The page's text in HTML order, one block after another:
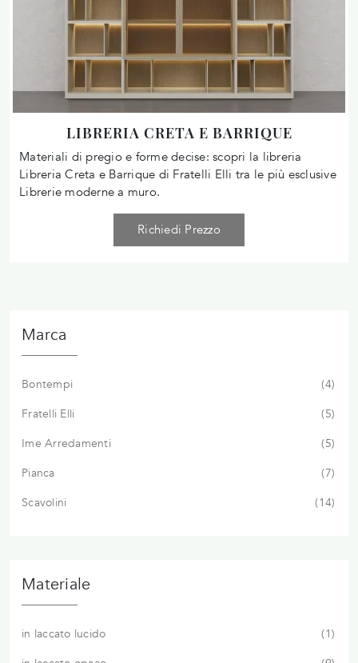
LIBRERIA CRETA E BARRIQUE
Materiali di pregio e forme decise: scopri la libreria
Libreria Creta e Barrique di Fratelli Elli tra le più esclusive
Librerie moderne a muro.
Richiedi Prezzo
Marca
Bontempi
4
Fratelli Elli
5
Ime Arredamenti
5
Pianca
7
Scavolini
14
Materiale
in laccato lucido
1